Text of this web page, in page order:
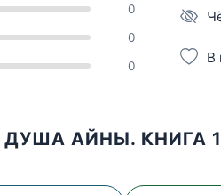
0
0
0 В
АЙНЫ. КНИГА